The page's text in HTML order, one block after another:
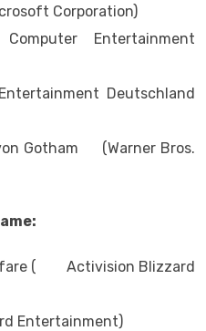
Corporation)
Entertainment
Deutschland
Gotham (Warner Bros.
( Activision Blizzard
Entertainment)